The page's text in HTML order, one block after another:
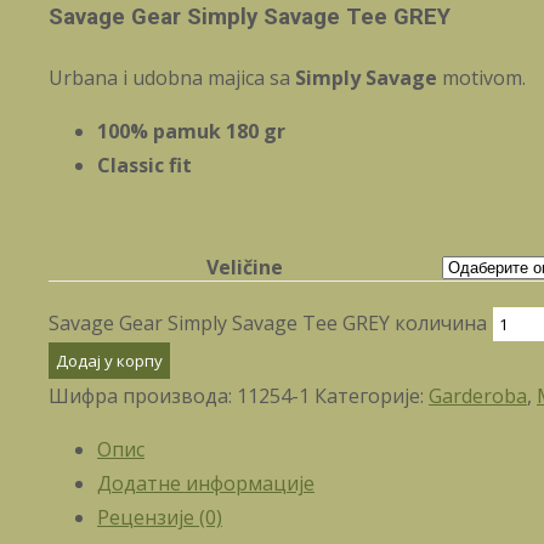
Savage Gear Simply Savage Tee GREY
Urbana i udobna majica sa Simply Savage motivom.
100% pamuk 180 gr
Classic fit
Veličine
Savage Gear Simply Savage Tee GREY количина
Додај у корпу
Шифра производа: 11254-1 Категорије: Garderoba,
Опис
Додатне информације
Рецензије (0)